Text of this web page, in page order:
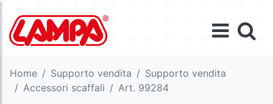
Home Supporto vendita
Supporto vendita
Accessori scaffali
Art. 99284